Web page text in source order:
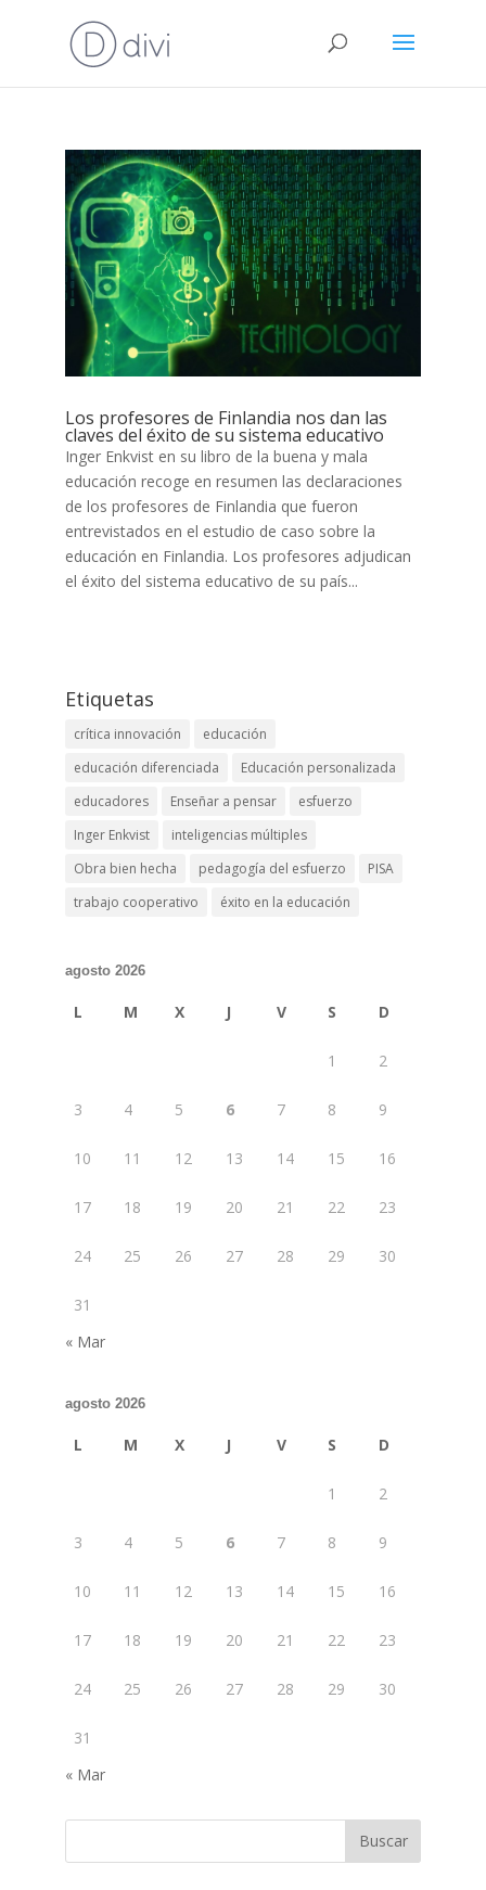
Los profesores de Finlandia nos dan las
claves del éxito de su sistema educativo
Inger Enkvist en su libro de la buena y mala
educación recoge en resumen las declaraciones
de los profesores de Finlandia que fueron
entrevistados en el estudio de caso sobre la
educación en Finlandia. Los profesores adjudican
el éxito del sistema educativo de su país...
Etiquetas
crítica innovación
educación
educación diferenciada
Educación personalizada
educadores
Enseñar a pensar
esfuerzo
Inger Enkvist
inteligencias múltiples
Obra bien hecha
pedagogía del esfuerzo
PISA
trabajo cooperativo
éxito en la educación
agosto 2026
L M X J V S D
1 2
3 4 5 6 7 8 9
10 11 12 13 14 15 16
17 18 19 20 21 22 23
24 25 26 27 28 29 30
31
« Mar
agosto 2026
L M X J V S D
1 2
3 4 5 6 7 8 9
10 11 12 13 14 15 16
17 18 19 20 21 22 23
24 25 26 27 28 29 30
31
« Mar